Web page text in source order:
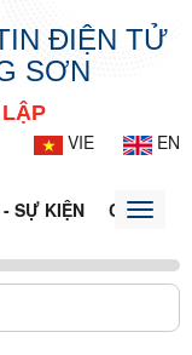
ĐIỆN TỬ
SƠN
VIE
EN
SỰ KIỆN CỔNGToggle